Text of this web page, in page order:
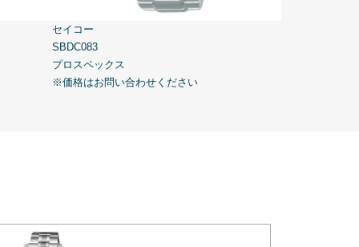
セイコー
SBDC083
プロスペックス
※価格はお問い合わせください